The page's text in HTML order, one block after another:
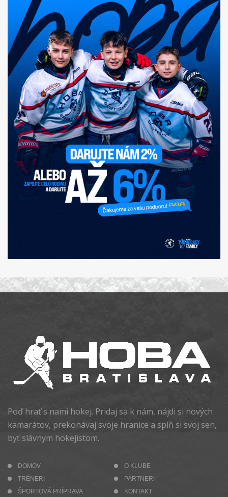
Poď hrať s nami hokej. Pridaj sa k nám, nájdi si nových
kamarátov, prekonávaj svoje hranice a splň si svoj sen,
byť slávnym hokejistom.
DOMOV
O KLUBE
TRÉNERI
PARTNERI
ŠPORTOVÁ PRÍPRAVA
KONTAKT